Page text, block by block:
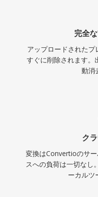
完全
アップロードされた
すぐに削除されます。
動消
ク
変換はConvertioのサ
スへの負荷は一切なし
ーカルツ